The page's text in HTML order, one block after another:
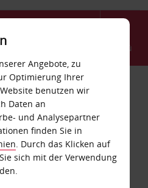
Menü
HELFEN?
FRAGEN
Angebote, zu
Optimierung Ihrer
benutzen wir
Daten an
und Analysepartner
finden Sie in
. Durch das Klicken auf
sich mit der Verwendung